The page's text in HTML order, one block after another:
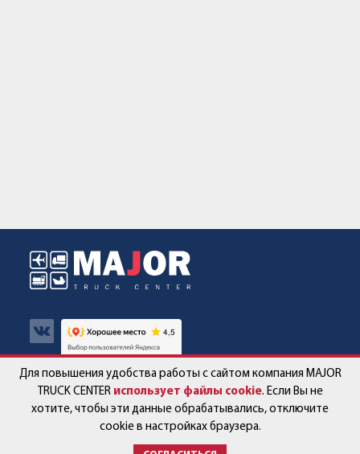
Авто в наличии
Спецпредложения
Контакты
Работа в компании
Для повышения удобства работы с сайтом компания MAJOR
TRUCK CENTER использует файлы cookie. Если Вы не
хотите, чтобы эти данные обрабатывались, отключите
cookie в настройках браузера.